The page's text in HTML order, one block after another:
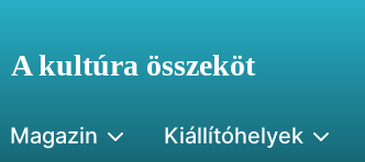
A kultúra összeköt
Magazin Kiállítóhelyek